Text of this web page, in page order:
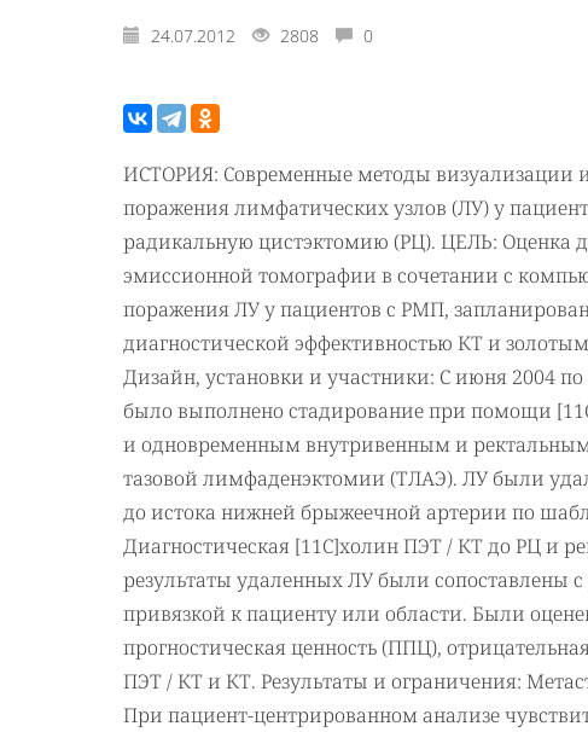
24.07.2012 2808 0
ИСТОРИЯ: Современные методы визуализации
поражения лимфатических узлов (ЛУ) у
радикальную цистэктомию (РЦ). ЦЕЛЬ: Оценка
эмиссионной томографии в сочетании с
поражения ЛУ у пациентов с РМП,
диагностической эффективностью КТ и
Дизайн, установки и участники: С июня 2004
было выполнено стадирование при помощи
и одновременным внутривенным и
тазовой лимфаденэктомии (ТЛАЭ). ЛУ были
до истока нижней брыжеечной артерии по
Диагностическая [11C]холин ПЭТ / КТ до РЦ и
результаты удаленных ЛУ были сопоставлены
привязкой к пациенту или области. Были
прогностическая ценность (ППЦ),
ПЭТ / КТ и КТ. Результаты и ограничения:
При пациент-центрированном анализе